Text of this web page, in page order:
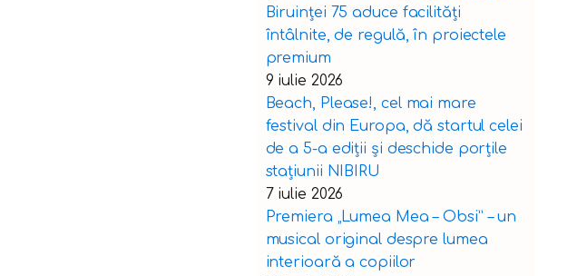
Biruinței 75 aduce facilități
întâlnite, de regulă, în proiectele
premium
9 iulie 2026
Beach, Please!, cel mai mare
festival din Europa, dă startul celei
de a 5-a ediții și deschide porțile
stațiunii NIBIRU
7 iulie 2026
Premiera „Lumea Mea – Obsi” – un
musical original despre lumea
interioară a copiilor